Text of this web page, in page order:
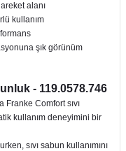
alanı
kullanım
şık görünüm
- 119.0578.746
Franke Comfort sıvı
kullanım deneyimini bir
sıvı sabun kullanımını